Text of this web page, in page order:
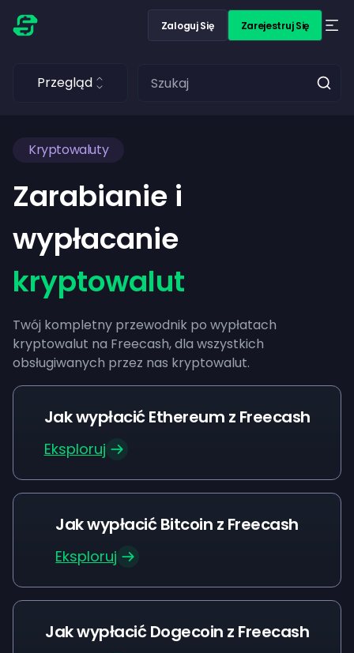
Zaloguj Się Zarejestruj Się
Przegląd
Kryptowaluty
Zarabianie i
wypłacanie
kryptowalut
Twój kompletny przewodnik po wypłatach
kryptowalut na Freecash, dla wszystkich
obsługiwanych przez nas kryptowalut.
Jak wypłacić Ethereum z Freecash
Eksploruj
Jak wypłacić Bitcoin z Freecash
Eksploruj
Jak wypłacić Dogecoin z Freecash